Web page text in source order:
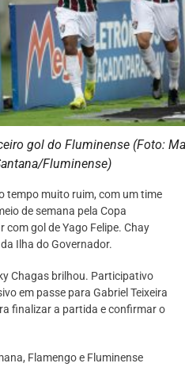
gol do Fluminense (Foto:
Fluminense)
tempo muito ruim, com um time
de semana pela Copa
gol de Yago Felipe. Chay
Ilha do Governador.
Chagas brilhou. Participativo
em passe para Gabriel Teixeira
finalizar a partida e confirmar o
Flamengo e Fluminense